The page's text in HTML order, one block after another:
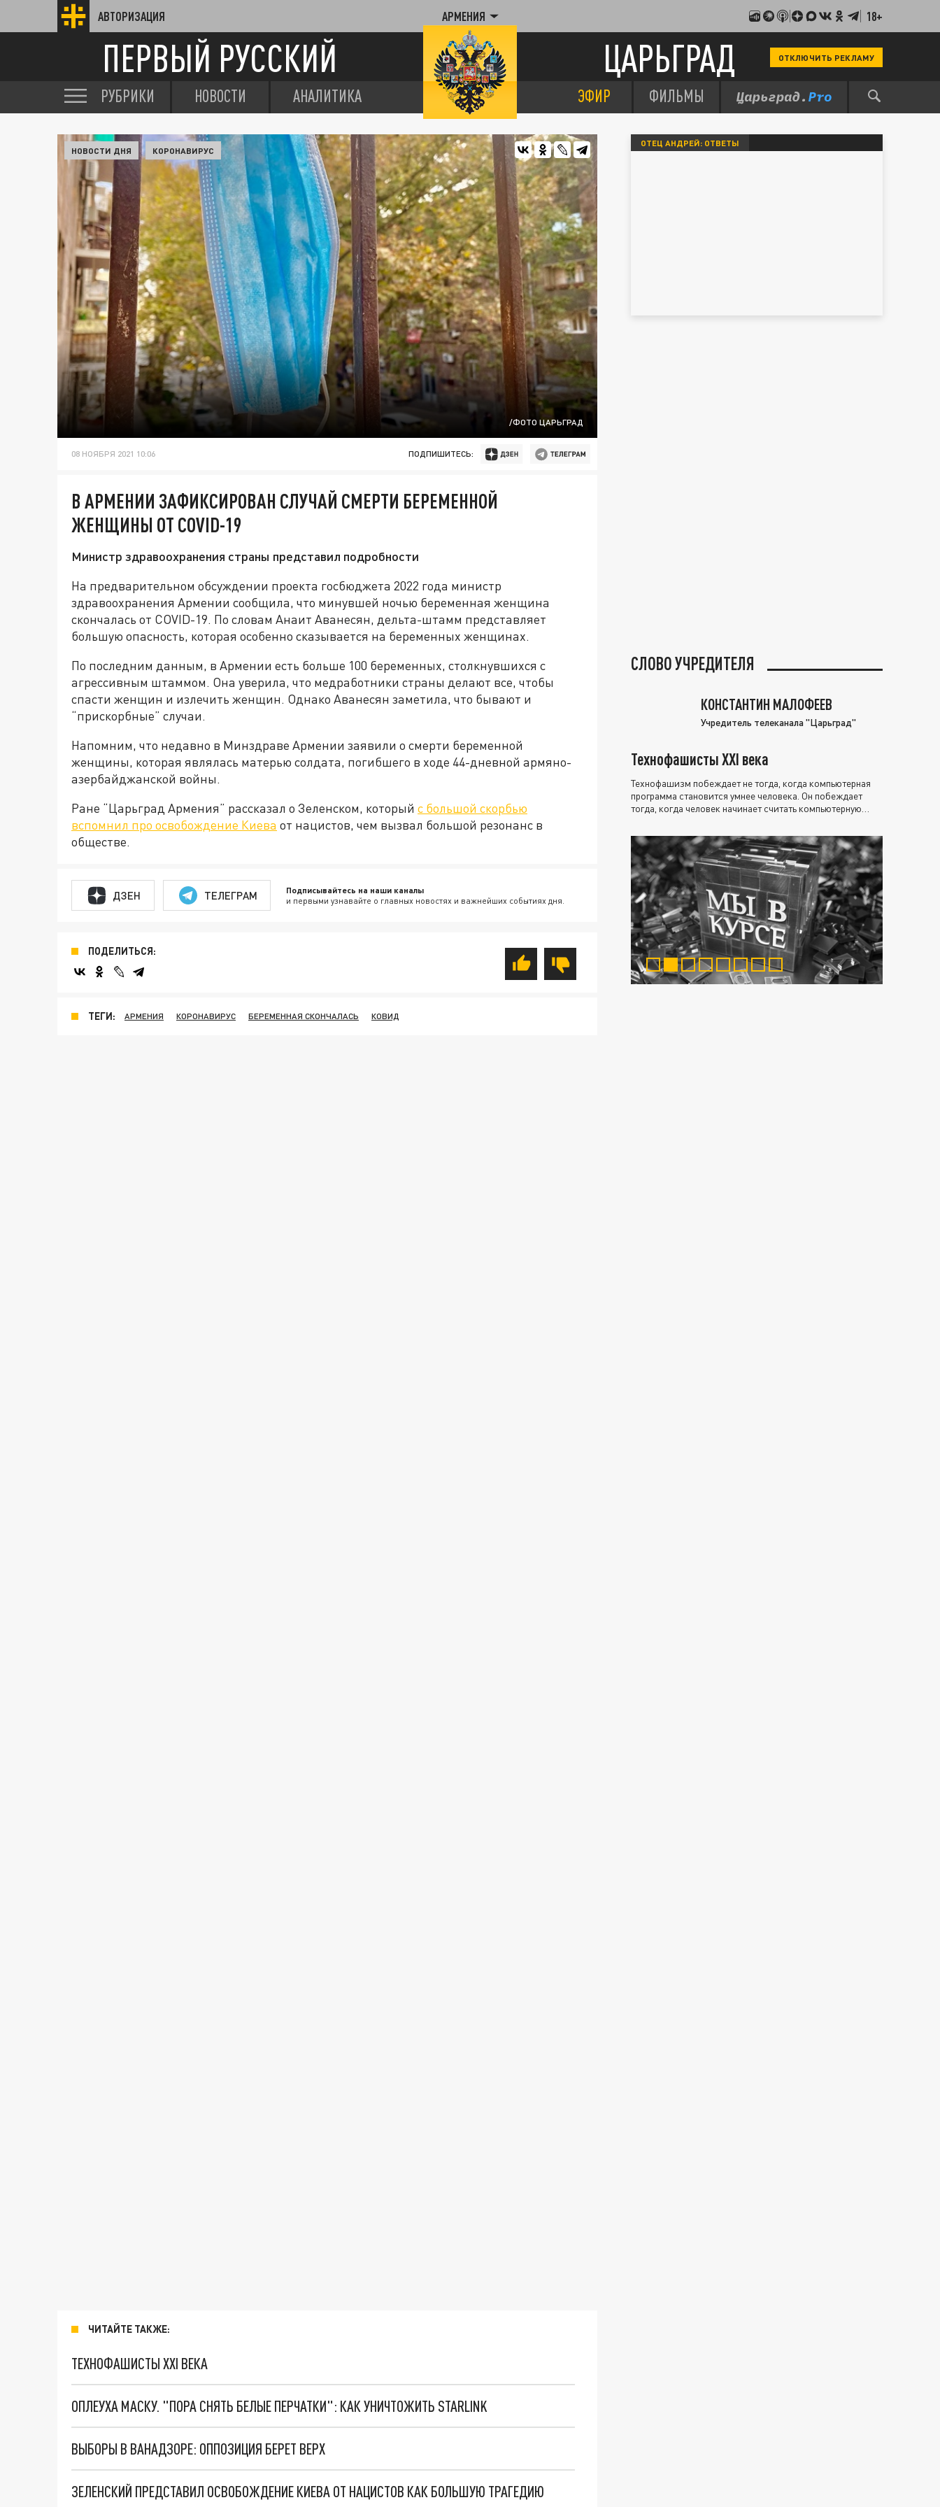
АВТОРИЗАЦИЯ АРМЕНИЯ 18+
ПЕРВЫЙ РУССКИЙ ЦАРЬГРАД ОТКЛЮЧИТЬ РЕКЛАМУ
РУБРИКИ НОВОСТИ АНАЛИТИКА ЭФИР ФИЛЬМЫ
/ФОТО ЦАРЬГРАД
НОВОСТИ ДНЯ КОРОНАВИРУС
08 НОЯБРЯ 2021 10:06 ПОДПИШИТЕСЬ:
В АРМЕНИИ ЗАФИКСИРОВАН СЛУЧАЙ СМЕРТИ БЕРЕМЕННОЙ
ЖЕНЩИНЫ ОТ COVID-19
Министр здравоохранения страны представил подробности
На предварительном обсуждении проекта госбюджета 2022 года министр
здравоохранения Армении сообщила, что минувшей ночью беременная женщина
скончалась от COVID-19. По словам Анаит Аванесян, дельта-штамм представляет
большую опасность, которая особенно сказывается на беременных женщинах.
По последним данным, в Армении есть больше 100 беременных, столкнувшихся с
агрессивным штаммом. Она уверила, что медработники страны делают все, чтобы
спасти женщин и излечить женщин. Однако Аванесян заметила, что бывают и
“прискорбные” случаи.
Напомним, что недавно в Минздраве Армении заявили о смерти беременной
женщины, которая являлась матерью солдата, погибшего в ходе 44-дневной армяно-
азербайджанской войны.
Ране “Царьград Армения” рассказал о Зеленском, который с большой скорбью
вспомнил про освобождение Киева от нацистов, чем вызвал большой резонанс в
обществе.
ДЗЕН ТЕЛЕГРАМ Подписывайтесь на наши каналы
и первыми узнавайте о главных новостях и важнейших событиях дня.
ПОДЕЛИТЬСЯ:
ТЕГИ: АРМЕНИЯ КОРОНАВИРУС БЕРЕМЕННАЯ СКОНЧАЛАСЬ КОВИД
ЧИТАЙТЕ ТАКЖЕ:
ТЕХНОФАШИСТЫ XXI ВЕКА
ОПЛЕУХА МАСКУ. "ПОРА СНЯТЬ БЕЛЫЕ ПЕРЧАТКИ": КАК УНИЧТОЖИТЬ STARLINK
ВЫБОРЫ В ВАНАДЗОРЕ: ОППОЗИЦИЯ БЕРЕТ ВЕРХ
ЗЕЛЕНСКИЙ ПРЕДСТАВИЛ ОСВОБОЖДЕНИЕ КИЕВА ОТ НАЦИСТОВ КАК БОЛЬШУЮ ТРАГЕДИЮ
ОТЕЦ АНДРЕЙ: ОТВЕТЫ
СЛОВО УЧРЕДИТЕЛЯ
КОНСТАНТИН МАЛОФЕЕВ
Учредитель телеканала "Царьград"
Технофашисты XXI века
Технофашизм побеждает не тогда, когда компьютерная
программа становится умнее человека. Он побеждает
тогда, когда человек начинает считать компьютерную